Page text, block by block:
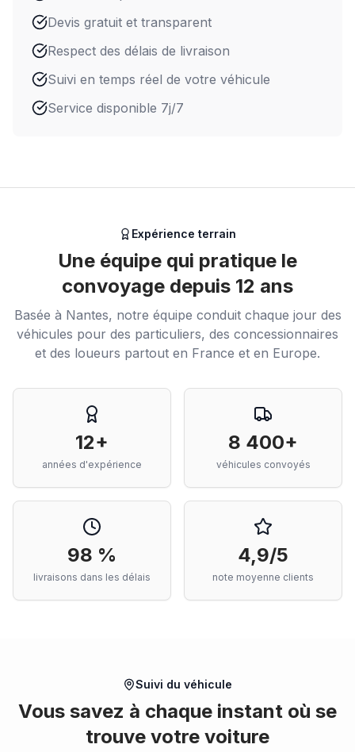
Devis gratuit et transparent
Respect des délais de livraison
Suivi en temps réel de votre véhicule
Service disponible 7j/7
Expérience terrain
Une équipe qui pratique le
convoyage depuis 12 ans
Basée à Nantes, notre équipe conduit chaque jour des
véhicules pour des particuliers, des concessionnaires
et des loueurs partout en France et en Europe.
12+
années d'expérience
8 400+
véhicules convoyés
98 %
livraisons dans les délais
4,9/5
note moyenne clients
Suivi du véhicule
Vous savez à chaque instant où se
trouve votre voiture